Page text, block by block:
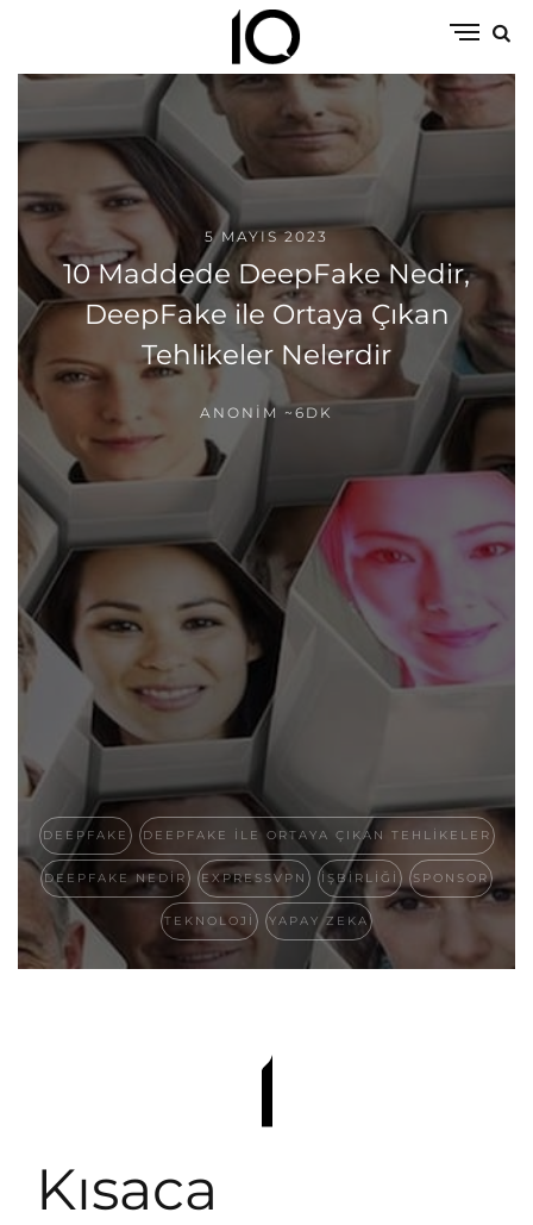
5 MAYIS 2023
10 Maddede DeepFake Nedir,
DeepFake ile Ortaya Çıkan
Tehlikeler Nelerdir
ANONIM ~6DK
DEEPFAKE DEEPFAKE ILE ORTAYA ÇIKAN TEHLIKELER
DEEPFAKE NEDIR EXPRESSVPN IŞBIRLIĞI SPONSOR
TEKNOLOJI YAPAY ZEKA
Kısaca